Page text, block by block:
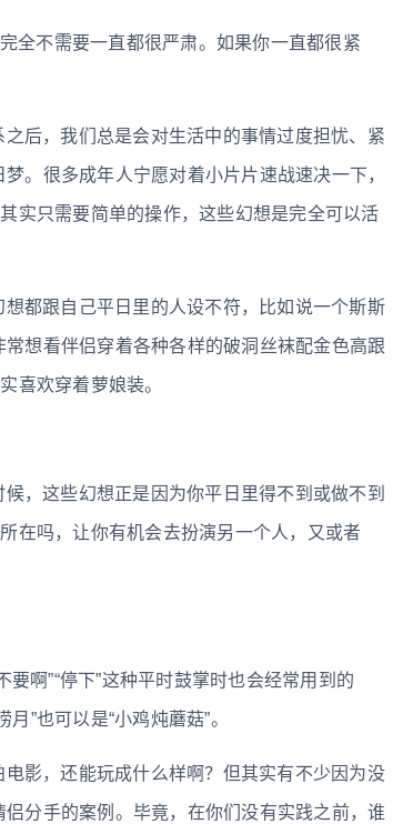
全不需要一直都很严肃。如果你一直都很紧
后，我们总是会对生活中的事情过度担忧、紧
。很多成年人宁愿对着小片片速战速决一下，
实只需要简单的操作，这些幻想是完全可以活
都跟自己平日里的人设不符，比如说一个斯斯
想看伴侣穿着各种各样的破洞丝袜配金色高跟
喜欢穿着萝娘装。
，这些幻想正是因为你平日里得不到或做不到
在吗，让你有机会去扮演另一个人，又或者
啊”“停下”这种平时鼓掌时也会经常用到的
”也可以是“小鸡炖蘑菇”。
影，还能玩成什么样啊？但其实有不少因为没
分手的案例。毕竟，在你们没有实践之前，谁